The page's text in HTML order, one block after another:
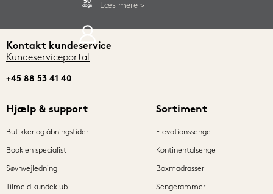
Læs mere
Kontakt kundeservice
Kundeserviceportal
+45 88 53 41 40
Hjælp & support
Butikker og åbningstider
Book en specialist
Søvnvejledning
Tilmeld kundeklub
Sortiment
Elevationssenge
Kontinentalsenge
Boxmadrasser
Sengerammer